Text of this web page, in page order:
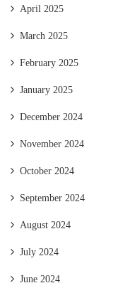
April 2025
March 2025
February 2025
January 2025
December 2024
November 2024
October 2024
September 2024
August 2024
July 2024
June 2024